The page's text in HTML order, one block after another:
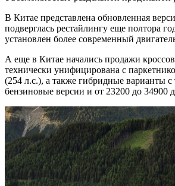
В Китае представлена обновленная
подверглась рестайлингу еще полтора
установлен более современный
А еще в Китае начались продажи
технически унифицирована с
(254 л.с.), а также гибридные варианты
бензиновые версии и от 23200 до 34900